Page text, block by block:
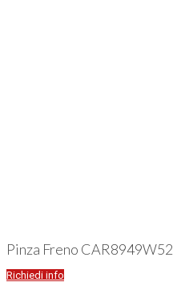
Pinza Freno CAR8949W52
Richiedi info